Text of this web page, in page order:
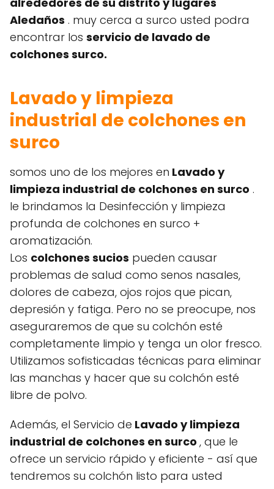
Aledaños . muy cerca a surco usted podra
encontrar los servicio de lavado de
colchones surco.
Lavado y limpieza
industrial de colchones en
surco
somos uno de los mejores en Lavado y
limpieza industrial de colchones en surco .
le brindamos la Desinfección y limpieza
profunda de colchones en surco +
aromatización.
Los colchones sucios pueden causar
problemas de salud como senos nasales,
dolores de cabeza, ojos rojos que pican,
depresión y fatiga. Pero no se preocupe, nos
aseguraremos de que su colchón esté
completamente limpio y tenga un olor fresco.
Utilizamos sofisticadas técnicas para eliminar
las manchas y hacer que su colchón esté
libre de polvo.
Además, el Servicio de Lavado y limpieza
industrial de colchones en surco , que le
ofrece un servicio rápido y eficiente - así que
tendremos su colchón listo para usted